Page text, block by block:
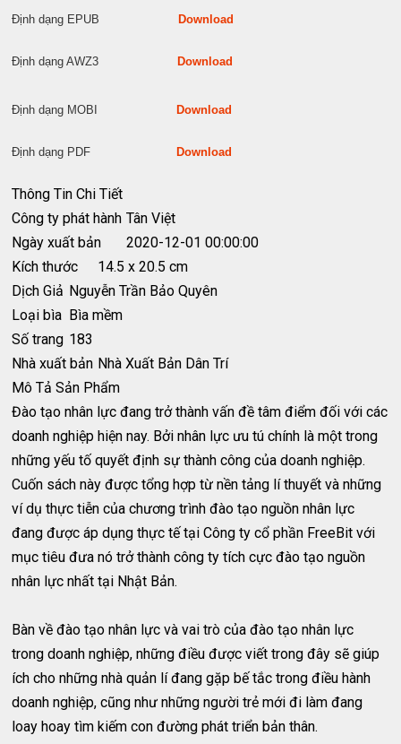
Định dạng EPUB Download
Định dạng AWZ3 Download
Định dạng MOBI Download
Định dạng PDF Download
Thông Tin Chi Tiết
Công ty phát hành Tân Việt
Ngày xuất bản
2020-12-01 00:00:00
Kích thước
14.5 x 20.5 cm
Dịch Giả Nguyễn Trần Bảo Quyên
Loại bìa Bìa mềm
Số trang 183
Nhà xuất bản Nhà Xuất Bản Dân Trí
Mô Tả Sản Phẩm
Đào tạo nhân lực đang trở thành vấn đề tâm điểm đối với các
doanh nghiệp hiện nay. Bởi nhân lực ưu tú chính là một trong
những yếu tố quyết định sự thành công của doanh nghiệp.
Cuốn sách này được tổng hợp từ nền tảng lí thuyết và những
ví dụ thực tiễn của chương trình đào tạo nguồn nhân lực
đang được áp dụng thực tế tại Công ty cổ phần FreeBit với
mục tiêu đưa nó trở thành công ty tích cực đào tạo nguồn
nhân lực nhất tại Nhật Bản.
Bàn về đào tạo nhân lực và vai trò của đào tạo nhân lực
trong doanh nghiệp, những điều được viết trong đây sẽ giúp
ích cho những nhà quản lí đang gặp bế tắc trong điều hành
doanh nghiệp, cũng như những người trẻ mới đi làm đang
loay hoay tìm kiếm con đường phát triển bản thân.